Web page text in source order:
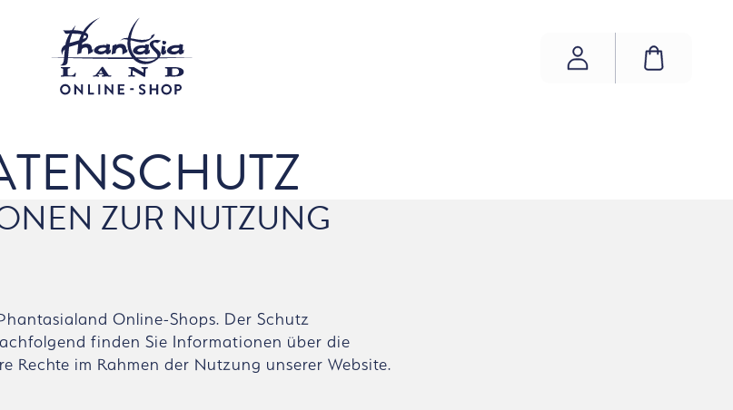
ACCOUNT
ZUR NUTZUNG
Online-Shops. Der Schutz
finden Sie Informationen über die
Rechte im Rahmen der Nutzung unserer Website.